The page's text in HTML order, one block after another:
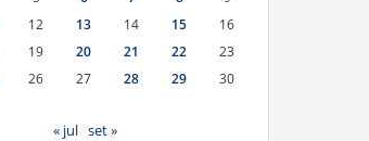
12 13 14 15
16
19 20 21 22
23
26 27 28 29
30
« jul set »